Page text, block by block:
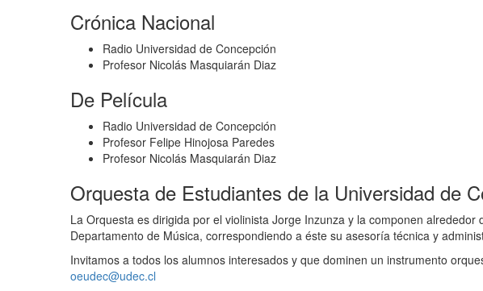
Crónica Nacional
Radio Universidad de Concepción
Profesor Nicolás Masquiarán Diaz
De Película
Radio Universidad de Concepción
Profesor Felipe Hinojosa Paredes
Profesor Nicolás Masquiarán Diaz
Orquesta de Estudiantes de la Universidad de
La Orquesta es dirigida por el violinista Jorge Inzunza y la componen
Departamento de Música, correspondiendo a éste su asesoría técnica y
Invitamos a todos los alumnos interesados y que dominen un instrumento
oeudec@udec.cl